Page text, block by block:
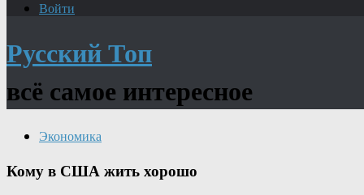
Войти
Русский Топ
всё самое интересное
Экономика
Кому в США жить хорошо